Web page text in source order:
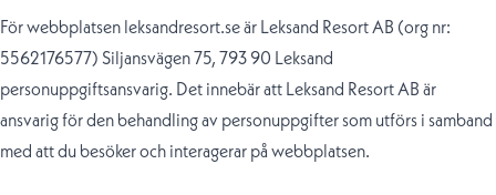
För webbplatsen leksandresort.se är Leksand Resort AB (org nr:
5562176577) Siljansvägen 75, 793 90 Leksand
personuppgiftsansvarig. Det innebär att Leksand Resort AB är
ansvarig för den behandling av personuppgifter som utförs i samband
med att du besöker och interagerar på webbplatsen.